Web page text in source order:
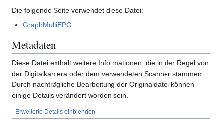
Die folgende Seite verwendet diese Datei:
GraphMultiEPG
Metadaten
Diese Datei enthält weitere Informationen, die in der Regel von
der Digitalkamera oder dem verwendeten Scanner stammen.
Durch nachträgliche Bearbeitung der Originaldatei können
einige Details verändert worden sein.
Erweiterte Details einblenden